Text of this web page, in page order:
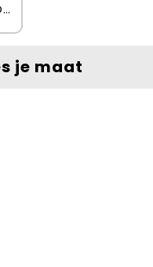
Light Oxford
je maat